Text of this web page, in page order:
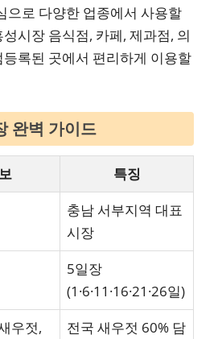
으로 다양한 업종에서 사용할
시장 음식점, 카페, 제과점, 의
록된 곳에서 편리하게 이용할
완벽 가이드
특징
충남 서부지역 대표
시장
5일장
(1·6·11·16·21·26일)
우젓,
전국 새우젓 60% 담